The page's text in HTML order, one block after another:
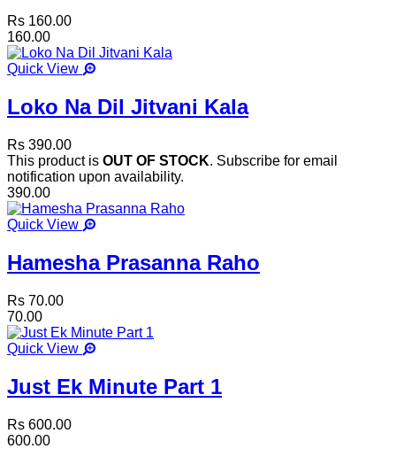
Rs 160.00
160.00
Quick View
Loko Na Dil Jitvani Kala
Rs 390.00
This product is OUT OF STOCK. Subscribe for email
notification upon availability.
390.00
Quick View
Hamesha Prasanna Raho
Rs 70.00
70.00
Quick View
Just Ek Minute Part 1
Rs 600.00
600.00